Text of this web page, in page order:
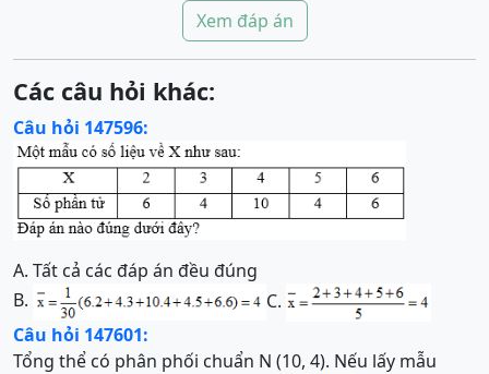
Xem đáp án
Các câu hỏi khác:
Câu hỏi 147596:
A. Tất cả các đáp án đều đúng
B.
C.
Câu hỏi 147601:
Tổng thể có phân phối chuẩn N (10, 4). Nếu lấy mẫu